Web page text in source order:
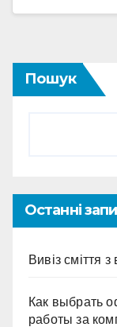
Пошук
Останні
Вивіз сміття
Как выбрать
работы за